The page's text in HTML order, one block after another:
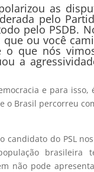
as
pelo
pelo PSDB.
ou você
o que nós
a
e para isso,
Brasil percorreu
candidato do PSL
brasileira
não pode